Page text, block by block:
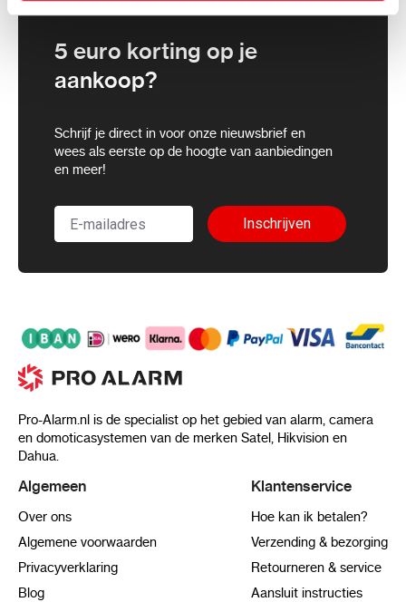
5 euro korting op je
aankoop?
Schrijf je direct in voor onze nieuwsbrief en
wees als eerste op de hoogte van aanbiedingen
en meer!
Inschrijven
Pro-Alarm.nl is de specialist op het gebied van alarm, camera
en domoticasystemen van de merken Satel, Hikvision en
Dahua.
Algemeen
Over ons
Algemene voorwaarden
Privacyverklaring
Blog
Klantenservice
Hoe kan ik betalen?
Verzending & bezorging
Retourneren & service
Aansluit instructies